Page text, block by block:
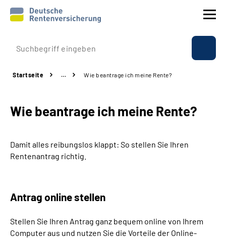
Prävention
Rente
Beratung & Kontakt
Über uns & Presse
Online-Services
Startseite … Wie beantrage ich meine Rente?
Wie beantrage ich meine Rente?
Damit alles reibungslos klappt: So stellen Sie Ihren
Rentenantrag richtig.
Antrag online stellen
Stellen Sie Ihren Antrag ganz bequem online von Ihrem
Computer aus und nutzen Sie die Vorteile der Online-